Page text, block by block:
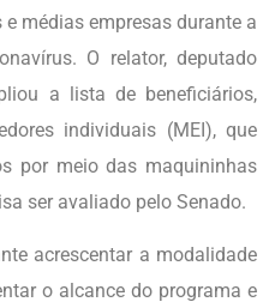
médias empresas durante a
O relator, deputado
a lista de beneficiários,
individuais (MEI), que
por meio das maquininhas
ser avaliado pelo Senado.
acrescentar a modalidade
o alcance do programa e